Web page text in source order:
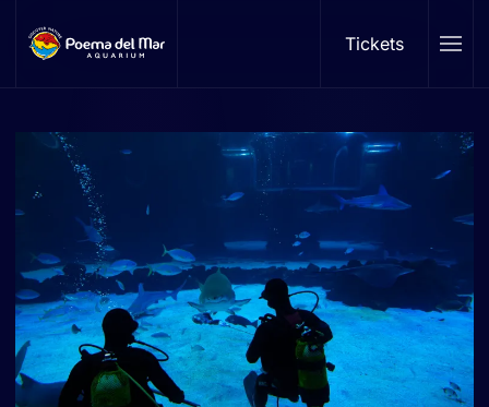
Skip to main content Tickets